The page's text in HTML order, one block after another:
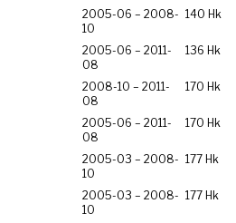
2005-06 – 2008-
10
140 Hk
2005-06 – 2011-
08
136 Hk
2008-10 – 2011-
08
170 Hk
2005-06 – 2011-
08
170 Hk
2005-03 – 2008-
10
177 Hk
2005-03 – 2008-
10
177 Hk